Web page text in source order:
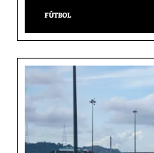
FÚTBOL